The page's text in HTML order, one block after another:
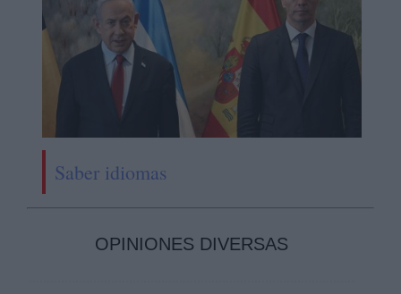
Saber idiomas
OPINIONES DIVERSAS